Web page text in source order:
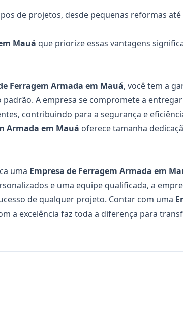
de projetos, desde pequenas reformas até
Mauá que priorize essas vantagens
Ferragem Armada em Mauá, você tem a
A empresa se compromete a entregar
contribuindo para a segurança e
Armada em Mauá oferece tamanha
uma Empresa de Ferragem Armada em
e uma equipe qualificada, a
de qualquer projeto. Contar com uma
a excelência faz toda a diferença para